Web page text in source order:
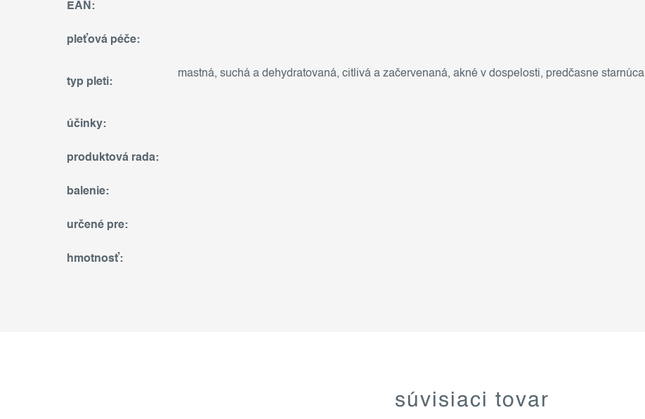
EAN :
pleťová péče:
typ pleti:
mastná, suchá a dehydratovaná, citlivá a začervenaná, akné v dospelosti, predčasne
účinky:
produktová rada:
balenie:
určené pre:
hmotnosť:
súvisiaci tovar